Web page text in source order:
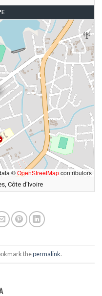
©OpenStreetMapcontributors
Côte d’Ivoire
thepermalink.